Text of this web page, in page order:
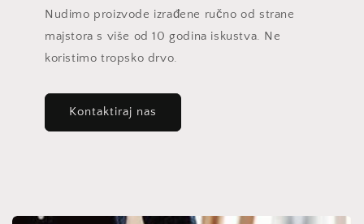
Nudimo proizvode izrađene ručno od strane
majstora s više od 10 godina iskustva. Ne
koristimo tropsko drvo.
Kontaktiraj nas